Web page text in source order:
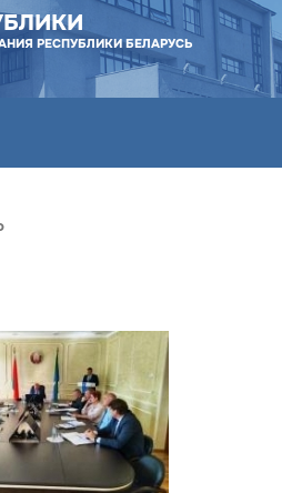
РЕСПУБЛИКИ БЕЛАРУСЬ